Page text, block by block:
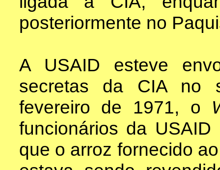
posteriormente no
A USAID esteve
secretas da CIA no
fevereiro de 1971, o
funcionários da
que o arroz fornecido